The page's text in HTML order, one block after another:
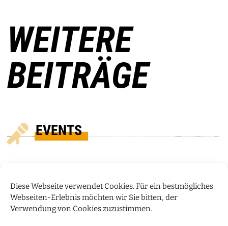
Diese Webseite verwendet Cookies. Für ein bestmögliches
Webseiten-Erlebnis möchten wir Sie bitten, der
Verwendung von Cookies zuzustimmen.
WEITERE
BEITRÄGE
EVENTS